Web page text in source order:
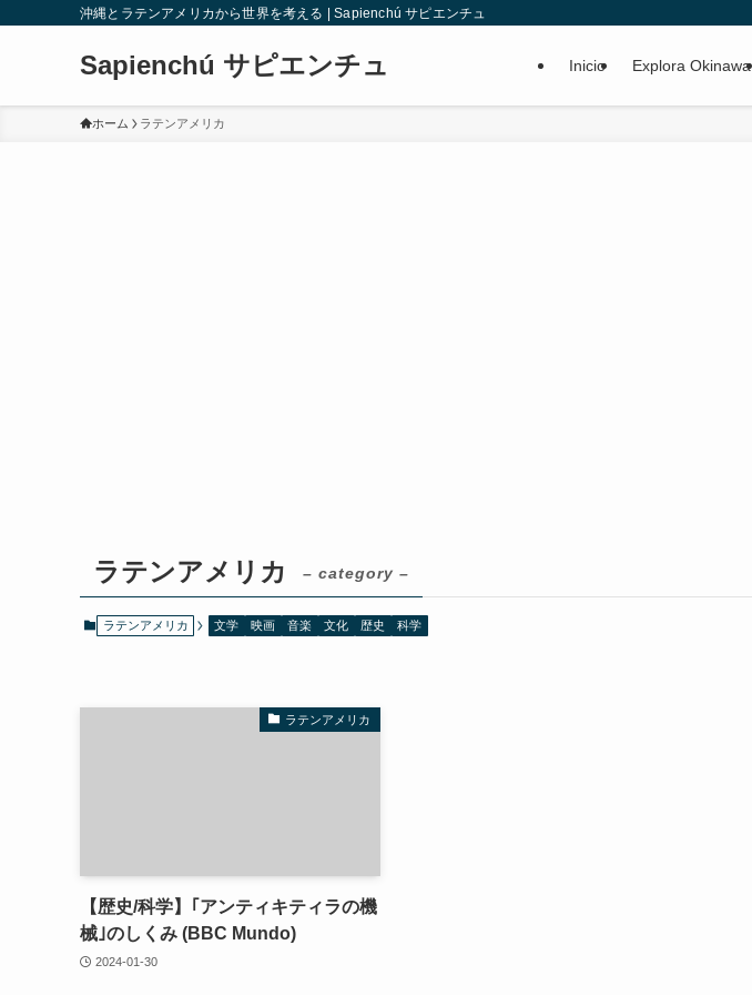
沖縄とラテンアメリカから世界を考える | Sapienchú サピエンチュ
Sapienchú サピエンチュ Inicio Explora Okinawa
ホーム ラテンアメリカ
ラテンアメリカ – category –
ラテンアメリカ 文学 映画 音楽 文化 歴史 科学
ラテンアメリカ
【歴史/科学】｢アンティキティラの機
械｣のしくみ (BBC Mundo)
2024-01-30